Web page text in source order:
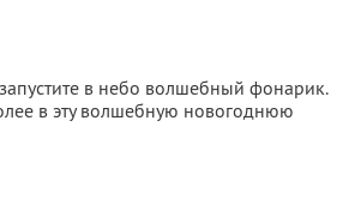
в небо волшебный фонарик.
в эту волшебную новогоднюю